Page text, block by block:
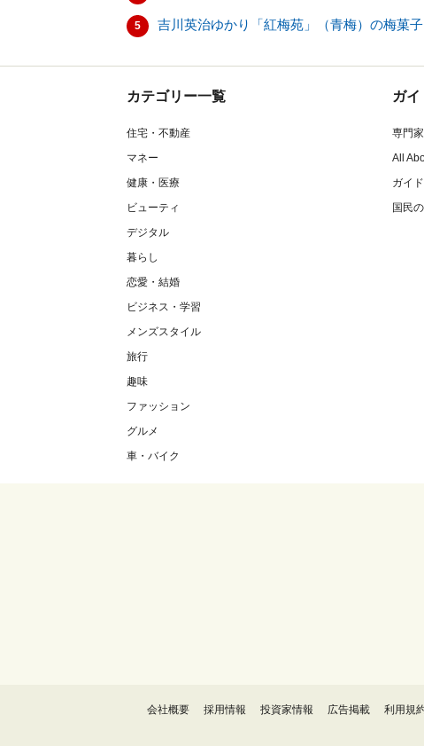
5 吉川英治ゆかり「紅梅苑」（青梅）の梅菓子
カテゴリー一覧
住宅・不動産
マネー
健康・医療
ビューティ
デジタル
暮らし
恋愛・結婚
ビジネス・学習
メンズスタイル
旅行
趣味
ファッション
グルメ
車・バイク
ガ
専門
All
ガイ
国民
会社概要 採用情報 投資家情報 広告掲載 利用規